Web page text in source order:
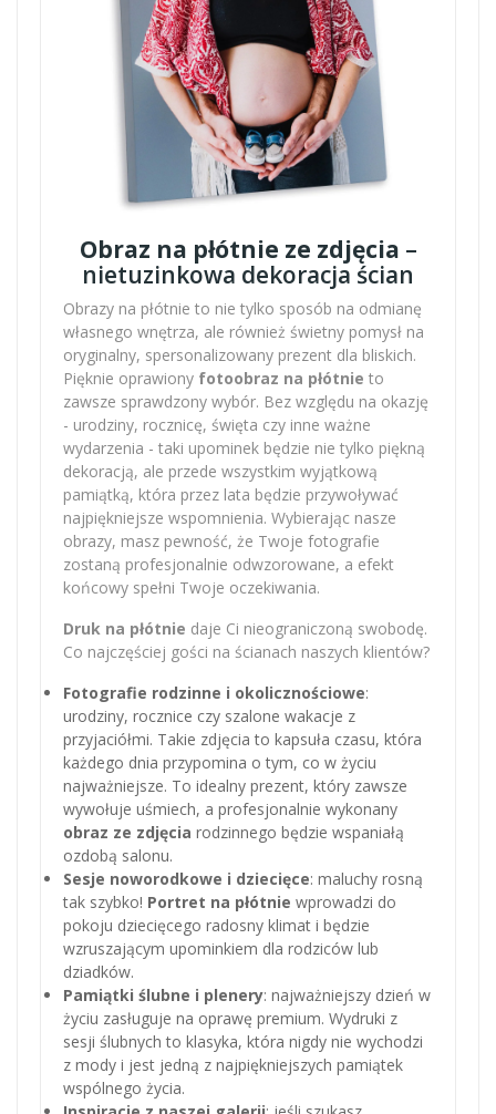
Obraz na płótnie ze zdjęcia –
nietuzinkowa dekoracja ścian
Obrazy na płótnie to nie tylko sposób na odmianę
własnego wnętrza, ale również świetny pomysł na
oryginalny, spersonalizowany prezent dla bliskich.
Pięknie oprawiony fotoobraz na płótnie to
zawsze sprawdzony wybór. Bez względu na okazję
- urodziny, rocznicę, święta czy inne ważne
wydarzenia - taki upominek będzie nie tylko piękną
dekoracją, ale przede wszystkim wyjątkową
pamiątką, która przez lata będzie przywoływać
najpiękniejsze wspomnienia. Wybierając nasze
obrazy, masz pewność, że Twoje fotografie
zostaną profesjonalnie odwzorowane, a efekt
końcowy spełni Twoje oczekiwania.
Druk na płótnie daje Ci nieograniczoną swobodę.
Co najczęściej gości na ścianach naszych klientów?
Fotografie rodzinne i okolicznościowe:
urodziny, rocznice czy szalone wakacje z
przyjaciółmi. Takie zdjęcia to kapsuła czasu, która
każdego dnia przypomina o tym, co w życiu
najważniejsze. To idealny prezent, który zawsze
wywołuje uśmiech, a profesjonalnie wykonany
obraz ze zdjęcia rodzinnego będzie wspaniałą
ozdobą salonu.
Sesje noworodkowe i dziecięce: maluchy rosną
tak szybko! Portret na płótnie wprowadzi do
pokoju dziecięcego radosny klimat i będzie
wzruszającym upominkiem dla rodziców lub
dziadków.
Pamiątki ślubne i plenery: najważniejszy dzień w
życiu zasługuje na oprawę premium. Wydruki z
sesji ślubnych to klasyka, która nigdy nie wychodzi
z mody i jest jedną z najpiękniejszych pamiątek
wspólnego życia.